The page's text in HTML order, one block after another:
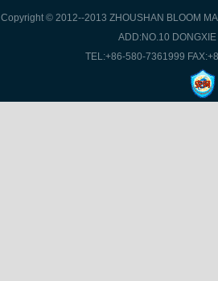
Copyright © 2012--2013 ZHOUSHAN BLOOM
ADD:NO.10
TEL:+86-580-7361999